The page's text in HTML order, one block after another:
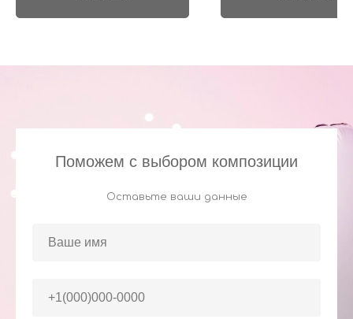
Поможем с выбором композиции
Оставьте ваши данные